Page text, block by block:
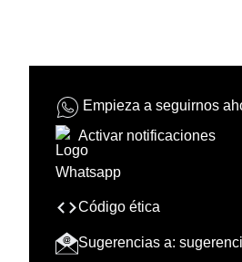
Empieza a seguirnos
Activar notificaciones
Código ética
Sugerencias a: